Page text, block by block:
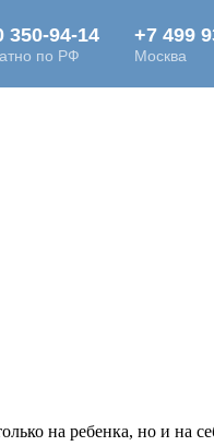
на ребенка, но и на